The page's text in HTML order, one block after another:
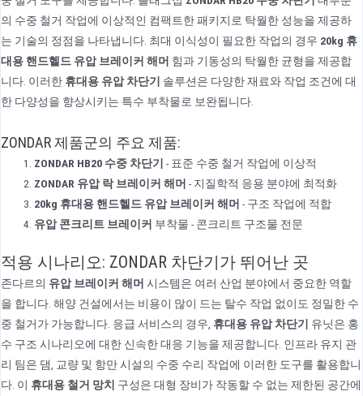
의 수중 철거 작업에 이상적인 컴팩트한 패키지로 탁월한 성능을 제공하
는 기술의 정점을 나타냅니다. 최대 이식성이 필요한 작업의 경우 20kg 휴
대용 핸드헬드 유압 브레이커 해머 힘과 기동성의 탁월한 균형을 제공합
니다. 이러한 휴대용 유압 차단기
솔루션은 다양한 재료와 작업 조건에 대
한 다양성을 향상시키는 특수 부착물로 보완됩니다.
ZONDAR 제품군의 주요 제품:
ZONDAR HB20 수중 차단기 - 표준 수중 철거 작업에 이상적
ZONDAR 유압 락 브레이커 해머 - 지질학적 응용 분야에 최적화
20kg 휴대용 핸드헬드 유압 브레이커 해머 - 구조 작업에 적합
유압 콘크리트 브레이커 부착물 - 콘크리트 구조물 전문
적용 시나리오: ZONDAR 차단기가 뛰어난 곳
존다르의 유압 브레이커 해머 시스템은 여러 산업 분야에서 중요한 역할
을 합니다. 해양 건설에서는 비용이 많이 드는 탈수 작업 없이도 정밀한 수
중 철거가 가능합니다. 응급 서비스의 경우, 휴대용 유압 차단기
유닛은 홍
수 구조 시나리오에 대한 신속한 대응 기능을 제공합니다. 인프라 유지 관
리 팀은 댐, 교량 및 항만 시설의 수중 수리 작업에 이러한 도구를 활용합니
다. 이 휴대용 철거 망치 구성은 대형 장비가 작동할 수 없는 제한된 공간에